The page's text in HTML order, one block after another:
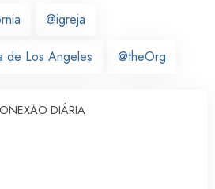
@igreja
de Los Angeles @theOrg
DIÁRIA